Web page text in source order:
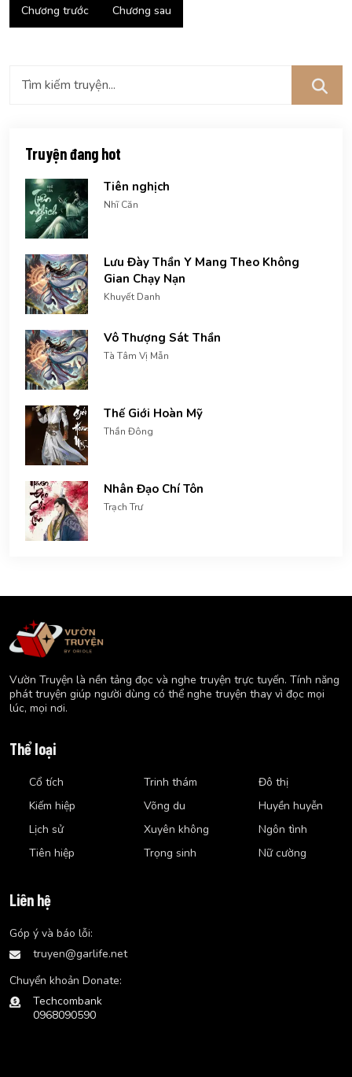
Chương trước Chương sau
Truyện đang hot
Tiên nghịch
Nhĩ Căn
Lưu Đày Thần Y Mang Theo Không
Gian Chạy Nạn
Khuyết Danh
Vô Thượng Sát Thần
Tà Tâm Vị Mẫn
Thế Giới Hoàn Mỹ
Thần Đông
Nhân Đạo Chí Tôn
Trạch Trư
Vườn Truyện là nền tảng đọc và nghe truyện trực tuyến. Tính năng
phát truyện giúp người dùng có thể nghe truyện thay vì đọc mọi
lúc, mọi nơi.
Thể loại
Cổ tích
Kiếm hiệp
Lịch sử
Tiên hiệp
Trinh thám
Võng du
Xuyên không
Trọng sinh
Đô thị
Huyền huyễn
Ngôn tình
Nữ cường
Liên hệ
Góp ý và báo lỗi:
truyen@garlife.net
Chuyển khoản Donate:
Techcombank
0968090590